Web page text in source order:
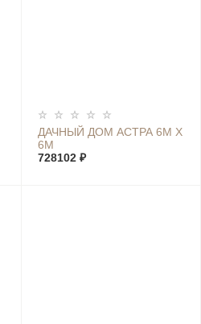
ДАЧНЫЙ ДОМ АСТРА 6М Х
6М
728102 ₽